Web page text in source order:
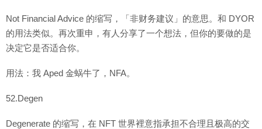
Not Financial Advice 的缩写，「非财务建议」的意思。和 DYOR
的用法类似。再次重申，有人分享了一个想法，但你的要做的是
决定它是否适合你。
用法：我 Aped 金蜗牛了，NFA。
52.Degen
Degenerate 的缩写，在 NFT 世界裡意指承担不合理且极高的交